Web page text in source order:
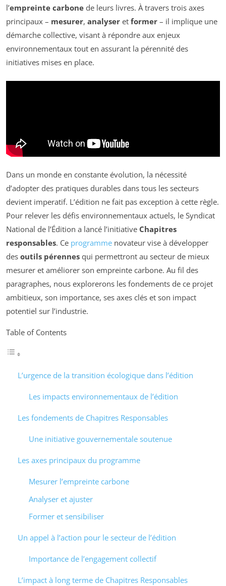
l’empreinte carbone de leurs livres. À travers trois axes
principaux – mesurer, analyser et former – il implique une
démarche collective, visant à répondre aux enjeux
environnementaux tout en assurant la pérennité des
initiatives mises en place.
Dans un monde en constante évolution, la nécessité
d’adopter des pratiques durables dans tous les secteurs
devient imperatif. L’édition ne fait pas exception à cette règle.
Pour relever les défis environnementaux actuels, le Syndicat
National de l’Édition a lancé l’initiative Chapitres
responsables. Ce programme novateur vise à développer
des outils pérennes qui permettront au secteur de mieux
mesurer et améliorer son empreinte carbone. Au fil des
paragraphes, nous explorerons les fondements de ce projet
ambitieux, son importance, ses axes clés et son impact
potentiel sur l’industrie.
Table of Contents
L’urgence de la transition écologique dans l’édition
Les impacts environnementaux de l’édition
Les fondements de Chapitres Responsables
Une initiative gouvernementale soutenue
Les axes principaux du programme
Mesurer l’empreinte carbone
Analyser et ajuster
Former et sensibiliser
Un appel à l’action pour le secteur de l’édition
Importance de l’engagement collectif
L’impact à long terme de Chapitres Responsables